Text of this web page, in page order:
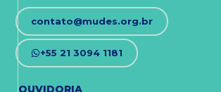
contato@mudes.org.br
+55 21 3094 1181
OUVIDORIA